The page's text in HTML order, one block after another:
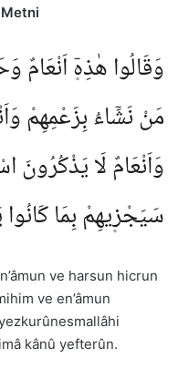
وَقَالُوا هٰذِه۪ٓ اَنْعَامٌ
مَنْ نَشَٓاءُ بِزَعْمِهِمْ
وَاَنْعَامٌ لَا يَذْكُرُونَ
سَيَجْز۪يهِمْ بِمَا
ve harsun hicrun
ve en’âmun
kânû yefterûn.